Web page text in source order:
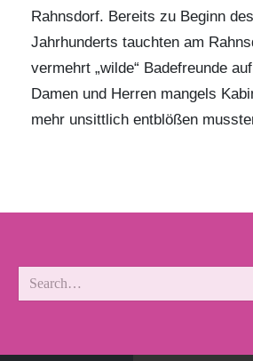
Rahnsdorf. Bereits zu Beginn
Jahrhunderts tauchten am
vermehrt „wilde“ Badefreunde
Damen und Herren mangels
mehr unsittlich entblößen